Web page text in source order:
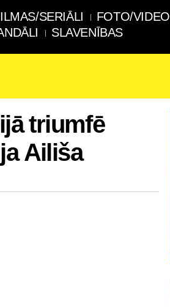
SERIĀLI FOTO/VIDEO
SLAVENĪBAS
triumfē
Ailiša